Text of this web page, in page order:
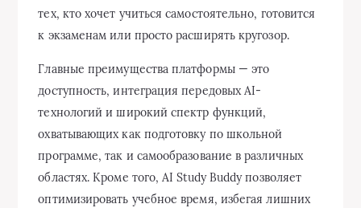
тех, кто хочет учиться самостоятельно, готовится
к экзаменам или просто расширять кругозор.
Главные преимущества платформы — это
доступность, интеграция передовых AI-
технологий и широкий спектр функций,
охватывающих как подготовку по школьной
программе, так и самообразование в различных
областях. Кроме того, AI Study Buddy позволяет
оптимизировать учебное время, избегая лишних